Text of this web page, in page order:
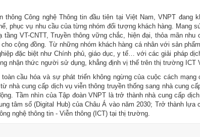
Công nghệ Thông tin đầu tiên tại Việt Nam, VNPT đang
phục vụ nhu cầu của từng nhóm đối tượng khách hàng. Mang
VT-CNTT, Truyền thông vững chắc, hiện đại, thỏa mãn nhu
cộng đồng. Từ những nhóm khách hàng cá nhân với sản
đặc biệt như Chính phủ, giáo dục, y tế… với các giải pháp
nhận thức người sử dụng, khẳng định vị thế trên thị trường ICT
cầu hóa và sự phát triển không ngừng của cuộc cách mạng
nhà cung cấp dịch vụ viễn thông truyền thống sang nhà cung
Tầm nhìn của Tập đoàn VNPT là trở thành nhà cung cấp
tâm số (Digital Hub) của Châu Á vào năm 2030; Trở thành lựa
nghệ thông tin - Viễn thông (ICT) tại thị trường.